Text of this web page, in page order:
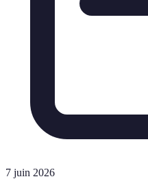
7 juin 2026